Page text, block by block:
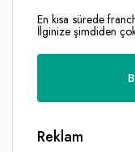
En kısa sürede
İlginize şimdiden
Reklam